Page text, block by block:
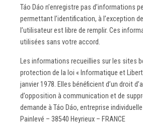
Táo Dáo n’enregistre pas d’informations
permettant l’identification, à l’exception
l’utilisateur est libre de remplir. Ces
utilisées sans votre accord.
Les informations recueillies sur les sites
protection de la loi « Informatique et
janvier 1978. Elles bénéficient d’un droit
d’opposition à communication et de
demande à Táo Dáo, entreprise
Painlevé – 38540 Heyrieux – FRANCE